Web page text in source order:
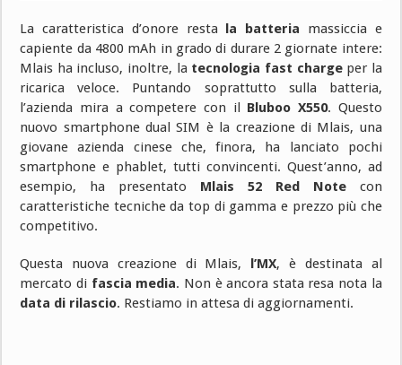
La caratteristica d’onore resta la batteria massiccia e
capiente da 4800 mAh in grado di durare 2 giornate intere:
Mlais ha incluso, inoltre, la tecnologia fast chargeper la
ricarica veloce. Puntando soprattutto sulla batteria,
l’azienda mira a competere con il Bluboo X550. Questo
nuovo smartphone dual SIM è la creazione di Mlais, una
giovane azienda cinese che, finora, ha lanciato pochi
smartphone e phablet, tutti convincenti. Quest’anno, ad
esempio, ha presentato Mlais 52 Red Notecon
caratteristiche tecniche da top di gamma e prezzo più che
competitivo.
Questa nuova creazione di Mlais, l’MX, è destinata al
mercato di fascia media. Non è ancora stata resa nota la
data di rilascio. Restiamo in attesa di aggiornamenti.